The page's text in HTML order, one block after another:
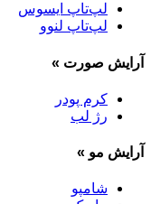
لپ‌تاپ ایسوس
لپ‌تاپ لنوو
آرایش صورت »
کرم پودر
رژ لب
آرایش مو »
شامپو